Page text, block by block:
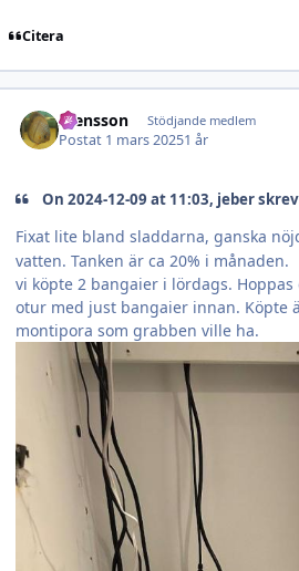
Citera
Stensson Stödjande medlem
Postat 1 mars 20251 år
On 2024-12-09 at 11:03, jeber
Fixat lite bland sladdarna, ganska
vatten. Tanken är ca 20% i månaden.
vi köpte 2 bangaier i lördags.
otur med just bangaier innan. Köpte
montipora som grabben ville ha.